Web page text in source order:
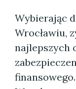
Wybierając
Wrocławiu,
najlepszych